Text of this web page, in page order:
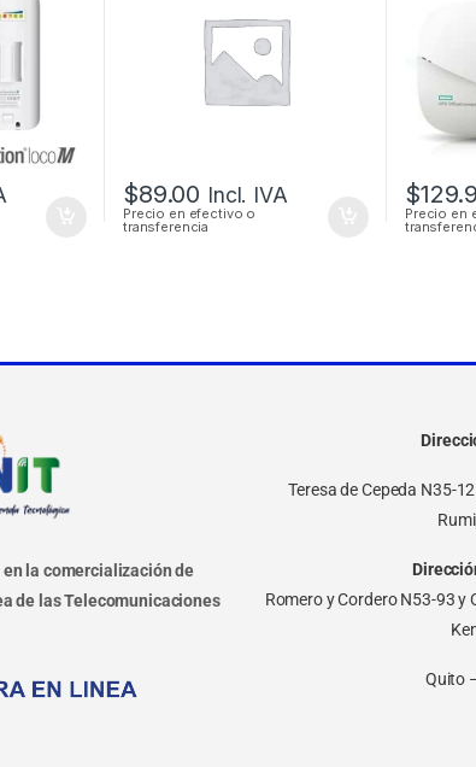
$89.00 Incl. IVA
Precio en efectivo o
transferencia
$
Precio en
la comercialización de
de las Telecomunicaciones
Teresa de Cepeda N35-
Romero y Cordero N53-93 y
Quito